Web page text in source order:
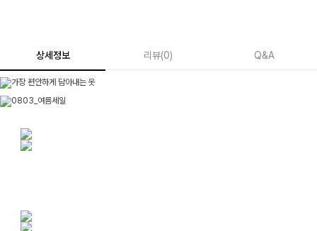
상세정보 리뷰(0) Q&A